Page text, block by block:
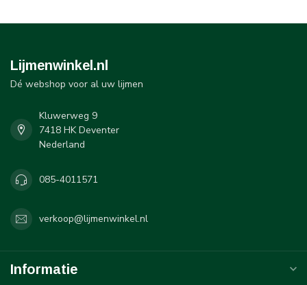
Lijmenwinkel.nl
Dé webshop voor al uw lijmen
Kluwerweg 9
7418 HK Deventer
Nederland
085-4011571
verkoop@lijmenwinkel.nl
Informatie